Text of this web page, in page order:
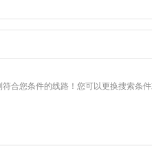
合您条件的线路！您可以更换搜索条